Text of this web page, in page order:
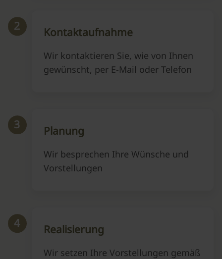
2 Kontaktaufnahme
Wir kontaktieren Sie, wie von Ihnen
gewünscht, per E-Mail oder Telefon
3 Planung
Wir besprechen Ihre Wünsche und
Vorstellungen
4 Realisierung
Wir setzen Ihre Vorstellungen gemäß